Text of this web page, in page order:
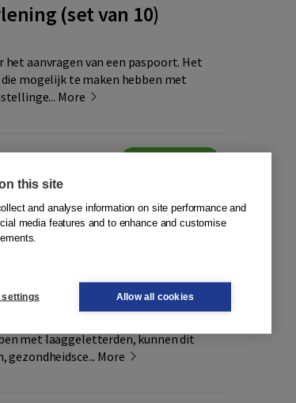
(set van 10)
aanvragen van een paspoort. Het
mogelijk te maken hebben met
More
(set van 10)
sinaasappelsap is.
met laaggeletterden, kunnen dit
More
this site
and analyse information on site performance and
media features and to enhance and customise
settings Allow all cookies